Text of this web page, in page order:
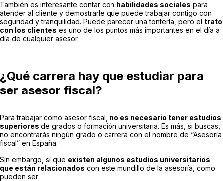
También es interesante contar con habilidades sociales para
atender al cliente y demostrarle que puede trabajar contigo con
seguridad y tranquilidad. Puede parecer una tontería, pero el trato
con los clientes es uno de los puntos más importantes en el día a
día de cualquier asesor.
¿Qué carrera hay que estudiar para
ser asesor fiscal?
Para trabajar como asesor fiscal, no es necesario tener estudios
superiores de grados o formación universitaria. Es más, si buscas,
no encontrarás ningún grado o carrera con el nombre de “Asesoría
fiscal” en España.
Sin embargo, sí que existen algunos estudios universitarios
que están relacionados con este mundillo de la asesoría, como
pueden ser: